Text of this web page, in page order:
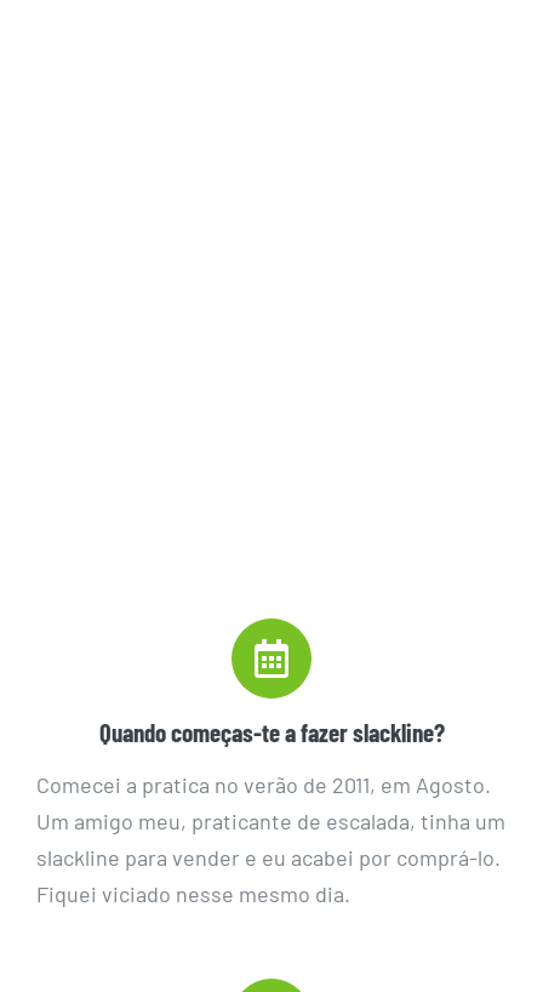
Quando começas-te a fazer slackline?
Comecei a pratica no verão de 2011, em Agosto.
Um amigo meu, praticante de escalada, tinha um
slackline para vender e eu acabei por comprá-lo.
Fiquei viciado nesse mesmo dia.